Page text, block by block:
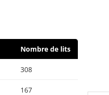
Nombre de lits
308
167